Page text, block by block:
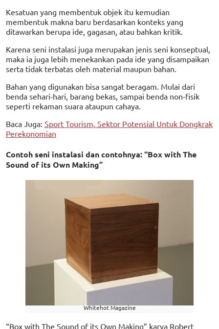
Kesatuan yang membentuk objek itu kemudian
membentuk makna baru berdasarkan konteks yang
ditawarkan berupa ide, gagasan, atau bahkan kritik.
Karena seni instalasi juga merupakan jenis seni konseptual,
maka ia juga lebih menekankan pada ide yang disampaikan
serta tidak terbatas oleh material maupun bahan.
Bahan yang digunakan bisa sangat beragam. Mulai dari
benda sehari-hari, barang bekas, sampai benda non-fisik
seperti rekaman suara ataupun cahaya.
Baca Juga: Sport Tourism, Sektor Potensial Untuk Dongkrak
Perekonomian
Contoh seni instalasi dan contohnya: “Box with The
Sound of its Own Making”
Whitehot Magazine
“Box with The Sound of its Own Making” karya Robert